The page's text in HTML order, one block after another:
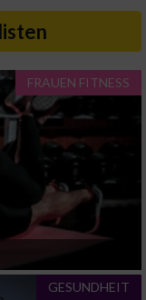
FRAUEN FITNESS
GESUNDHEIT